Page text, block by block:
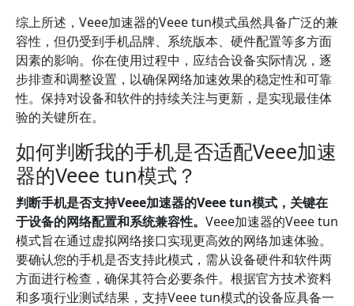
综上所述，Veee加速器的Veee tun模式虽然具备广泛的兼
容性，但仍受到手机品牌、系统版本、硬件配置等多方面
因素的影响。你在使用过程中，应结合设备实际情况，逐
步排查和调整设置，以确保网络加速效果的稳定性和可靠
性。保持对设备和软件的持续关注与更新，是实现最佳体
验的关键所在。
如何判断我的手机是否适配Veee加速
器的Veee tun模式？
判断手机是否支持Veee加速器的Veee tun模式，关键在
于设备的网络配置和系统兼容性。 Veee加速器的Veee tun
模式旨在通过虚拟网络接口实现更高效的网络加速体验。
要确认您的手机是否支持此模式，需从设备硬件和软件两
方面进行检查，确保其符合必要条件。根据官方技术资料
和多项行业测试结果，支持Veee tun模式的设备应具备一